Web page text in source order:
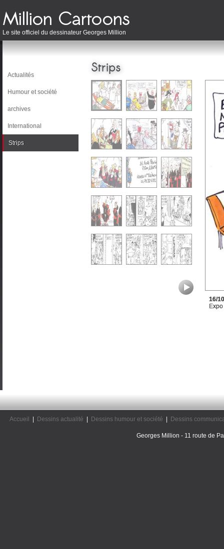
Le site officiel du dessinateur Georges Million
Actualités
Humour et société
archives
International
Strips
Strips
16/
Accueil Dessins actualité Dessins humour et société Dessins
Georges Million - 11 route de